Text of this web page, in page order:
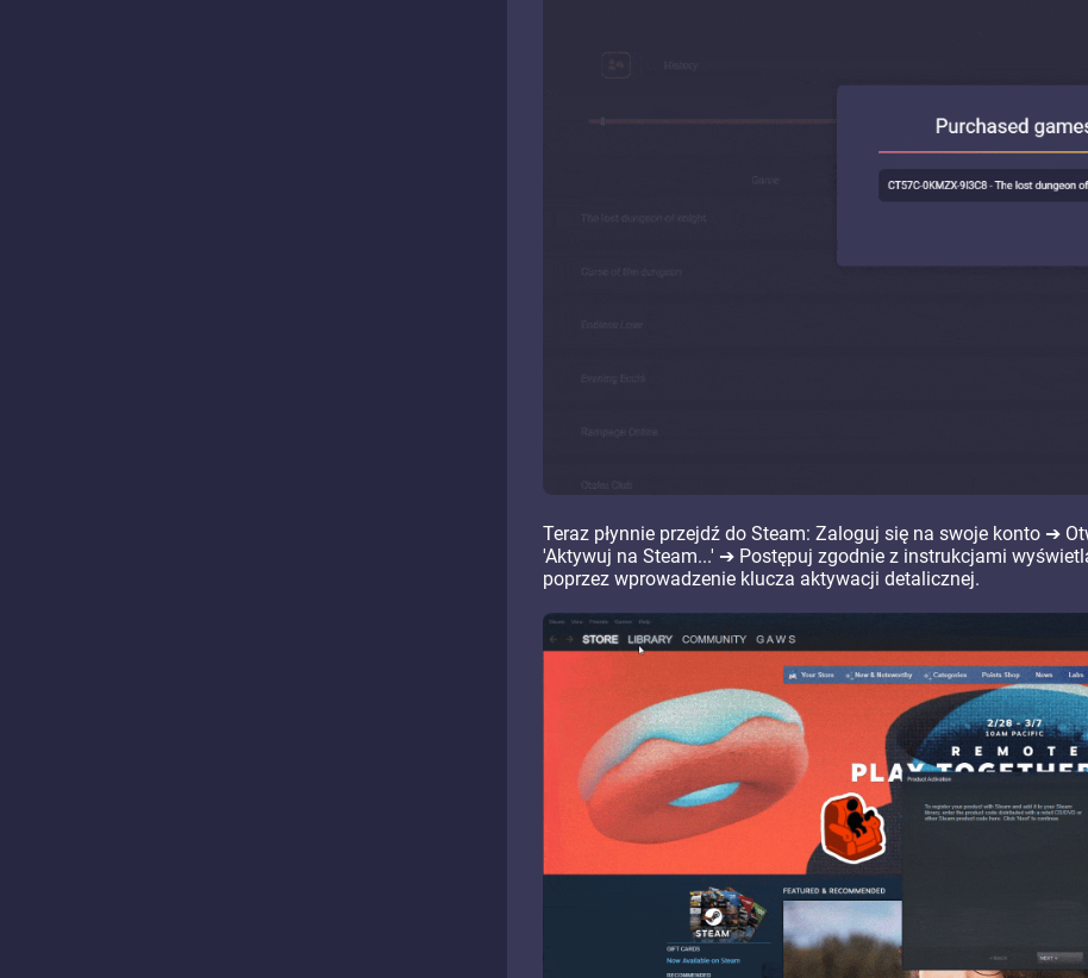
Teraz płynnie przejdź do Steam: Zaloguj się na swoje konto ➔
'Aktywuj na Steam...' ➔ Postępuj zgodnie z instrukcjami
poprzez wprowadzenie klucza aktywacji detalicznej.